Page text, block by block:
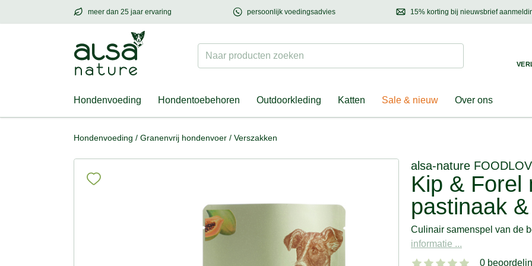
meer dan 25 jaar ervaring
meer dan25 jaar ervaring – met hart voor hond & eigenaar 15% korting bij nieuwsbrief
Ontdek nieuwtjes,
persoonlijk voedingsadvies
Mailons met uw vragen, onze voedingsdeskundige adviseert u graag!
Naar producten zoeken Suchen
Hondenvoeding Hondentoebehoren Outdoorkleding Katten Sale & nieuw Over ons
Hondenvoeding / Granenvrij hondenvoer / Verszakken
alsa-nature
Kip & Forel
pastinaak
Culinair samenspel van de
informatie ...
0